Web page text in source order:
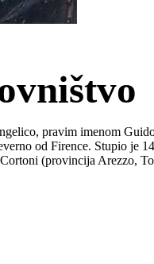
pravim imenom
od Firence. Stupio je
(provincija Arezzo,